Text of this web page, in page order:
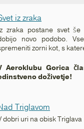
iz zraka
zraka postane svet še
novo podobo.
zorni kot, s
Aeroklubu Gorica
doživetje!
Triglavom
dobri uri na obisk